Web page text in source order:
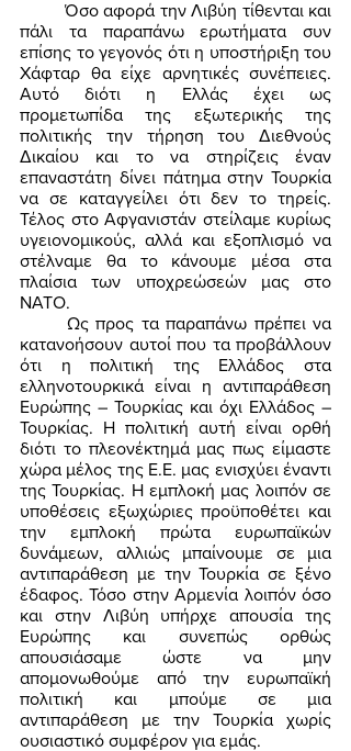
πάλι τα παραπάνω ερωτήματα συν
επίσης το γεγονός ότι η υποστήριξη του
Χάφταρ θα είχε αρνητικές συνέπειες.
Αυτό διότι η Ελλάς έχει ως
προμετωπίδα της εξωτερικής της
πολιτικής την τήρηση του Διεθνούς
Δικαίου και το να στηρίζεις έναν
επαναστάτη δίνει πάτημα στην Τουρκία
να σε καταγγείλει ότι δεν το τηρείς.
Τέλος στο Αφγανιστάν στείλαμε κυρίως
υγειονομικούς, αλλά και εξοπλισμό να
στέλναμε θα το κάνουμε μέσα στα
πλαίσια των υποχρεώσεών μας στο
ΝΑΤΟ.
κατανοήσουν αυτοί που τα προβάλλουν
ότι η πολιτική της Ελλάδος στα
ελληνοτουρκικά είναι η αντιπαράθεση
Ευρώπης – Τουρκίας και όχι Ελλάδος –
Τουρκίας. Η πολιτική αυτή είναι ορθή
διότι το πλεονέκτημά μας πως είμαστε
χώρα μέλος της Ε.Ε. μας ενισχύει έναντι
της Τουρκίας. Η εμπλοκή μας λοιπόν σε
υποθέσεις εξωχώριες προϋποθέτει και
την εμπλοκή πρώτα ευρωπαϊκών
δυνάμεων, αλλιώς μπαίνουμε σε μια
αντιπαράθεση με την Τουρκία σε ξένο
έδαφος. Τόσο στην Αρμενία λοιπόν όσο
και στην Λιβύη υπήρχε απουσία της
Ευρώπης και συνεπώς ορθώς
απουσιάσαμε ώστε να μην
απομονωθούμε από την ευρωπαϊκή
πολιτική και μπούμε σε μια
αντιπαράθεση με την Τουρκία χωρίς
ουσιαστικό συμφέρον για εμάς.